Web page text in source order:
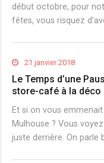
début octobre, pour
fêtes, vous risquez
21 janvier 2018
Le Temps d’une
store-café à la déco
Et si on vous
Mulhouse ? Vous
juste derrière. On parle